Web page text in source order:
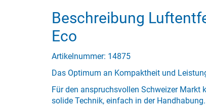
Beschreibung
Eco
Artikelnummer: 14875
Das Optimum an Kompaktheit und
Für den anspruchsvollen Schweizer Markt
solide Technik, einfach in der Handhabung.